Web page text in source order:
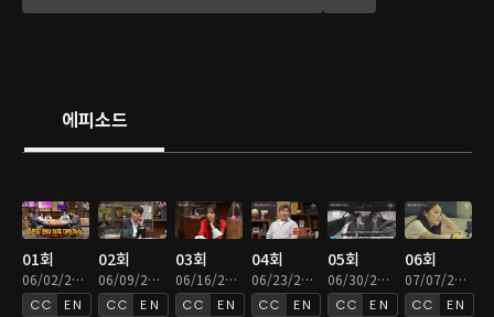
에피소드
01회
06/02/2017 • 1시간 25분
EN
02회
06/09/2017 • 1시간 27분
EN
03회
06/16/2017 • 1시간 24분
EN
04회
06/23/2017 • 1시간 26분
EN
05회
06/30/2017 • 1시간 15분
EN
06회
07/07/2017 • 1시간 15분
EN